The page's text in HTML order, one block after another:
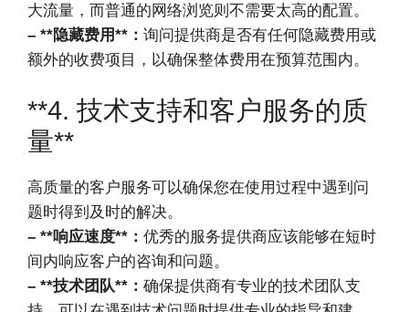
大流量，而普通的网络浏览则不需要太高的配置。
– **隐藏费用**： 询问提供商是否有任何隐藏费用或
额外的收费项目，以确保整体费用在预算范围内。
**4. 技术支持和客户服务的质
量**
高质量的客户服务可以确保您在使用过程中遇到问
题时得到及时的解决。
– **响应速度**： 优秀的服务提供商应该能够在短时
间内响应客户的咨询和问题。
– **技术团队**： 确保提供商有专业的技术团队支